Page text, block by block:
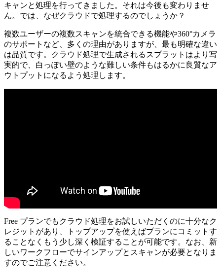
キャンと処理を行ってきました。それは今後も変わりませ
ん。では、なぜクラウドで処理するのでしょうか？
複数ユーザーの複数スキャンを統合できる機能や360°カメラ
のサポートなど、多くの理由がありますが、最も明確な違い
は品質です。クラウド処理で生成されるスプラットはより写
実的で、白っぽい壁のような難しい条件もはるかに良質なア
ウトプットになるよう処理します。
Free プランでもクラウド処理をお試しいただくのに十分なク
レジットがあり、トップアップを使えばプランにコミットす
ることなくもう少し深く検証することが可能です。なお、新
しいワークフローでサインアップとスキャンが必要となりま
すのでご注意ください。